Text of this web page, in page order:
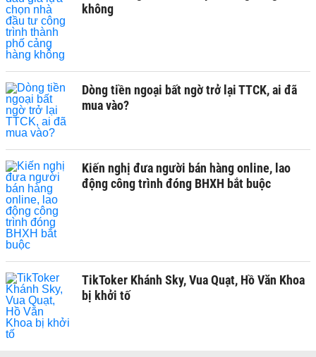
không
Dòng tiền ngoại bất ngờ trở lại TTCK, ai đã
mua vào?
Kiến nghị đưa người bán hàng online, lao
động công trình đóng BHXH bắt buộc
TikToker Khánh Sky, Vua Quạt, Hồ Văn Khoa
bị khởi tố